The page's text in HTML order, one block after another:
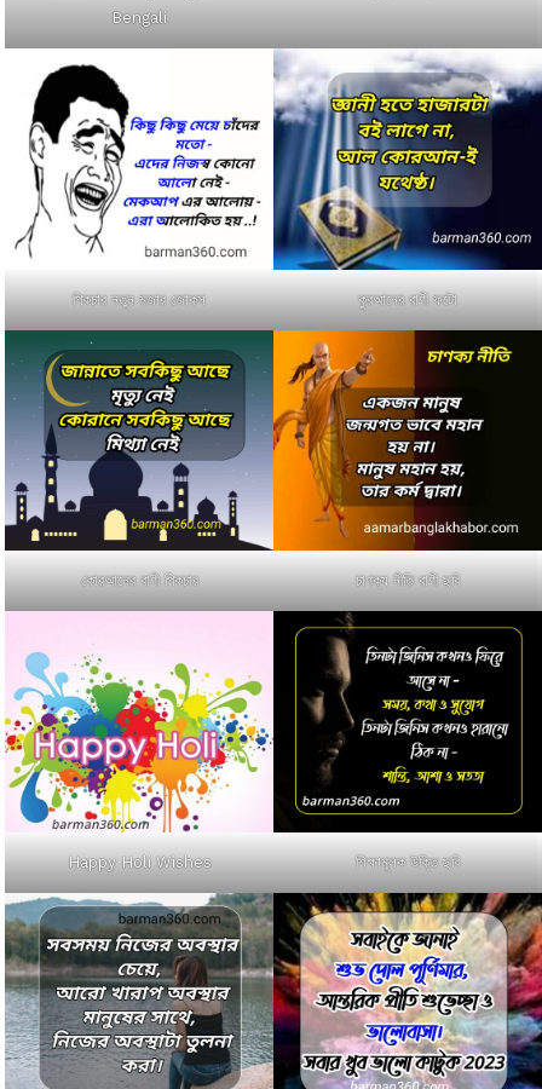
Bengali
পিকচার নতুন মজার জোকস কুরআনের বাণী ফটো
কোরআনের বাণী পিকচার চাণক্য নীতি বাণী ছবি
Happy Holi Wishes শিক্ষামূলক উক্তি ছবি